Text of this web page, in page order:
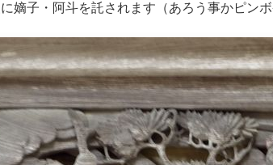
に嫡子・阿斗を託されます（あろう事かピン